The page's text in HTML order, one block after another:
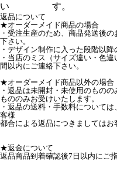
い
す。
返品について
★オーダーメイド商品の場合
・受注生産のため、商品発送後
下さい。
・デザイン制作に入った段階以
・当店のミス（サイズ違い・色
間以内にご連絡下さい。
★オーダーメイド商品以外の場合
・返品は未開封・未使用のもの
もののみお受けいたします。
・返品の送料・手数料について
客様
都合による返品につきましてはお
★返金について
返品商品到着確認後7日以内にご